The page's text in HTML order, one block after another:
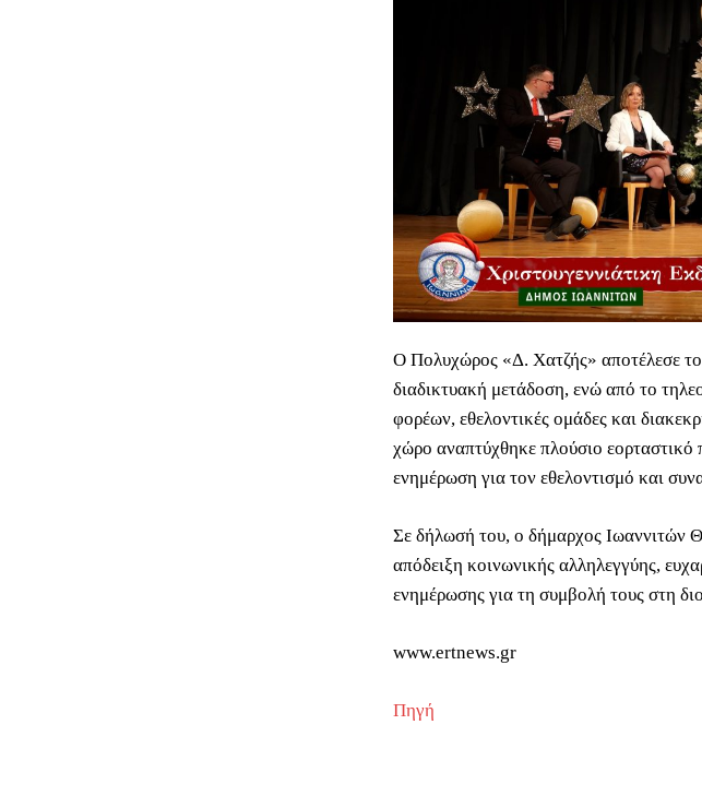
Ο Πολυχώρος «Δ. Χατζής» αποτέλεσε το
διαδικτυακή μετάδοση, ενώ από το
φορέων, εθελοντικές ομάδες και
χώρο αναπτύχθηκε πλούσιο εορταστικό
ενημέρωση για τον εθελοντισμό και
Σε δήλωσή του, ο δήμαρχος Ιωαννιτών
απόδειξη κοινωνικής αλληλεγγύης,
ενημέρωσης για τη συμβολή τους στη
www.ertnews.gr
Πηγή